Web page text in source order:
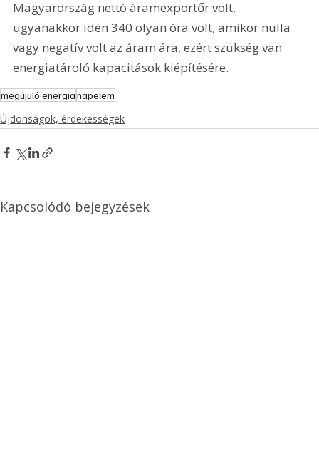
Magyarország nettó áramexportőr volt,
ugyanakkor idén 340 olyan óra volt, amikor nulla
vagy negatív volt az áram ára, ezért szükség van
energiatároló kapacitások kiépítésére.
megújuló energianapelem
Újdonságok, érdekességek
Kapcsolódó bejegyzések